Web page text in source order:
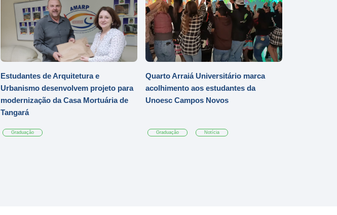
Estudantes de Arquitetura e
Urbanismo desenvolvem projeto para
modernização da Casa Mortuária de
Tangará
Graduação
Quarto Arraiá Universitário marca
acolhimento aos estudantes da
Unoesc Campos Novos
Graduação Notícia